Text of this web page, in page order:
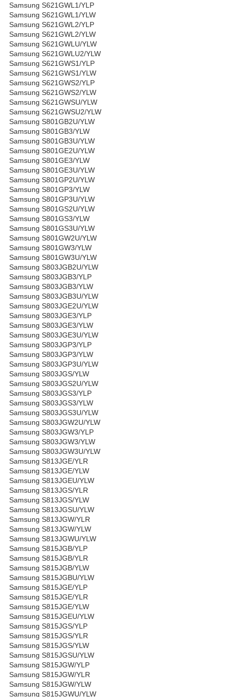
Samsung S621GWL1/YLP
Samsung S621GWL1/YLW
Samsung S621GWL2/YLP
Samsung S621GWL2/YLW
Samsung S621GWLU/YLW
Samsung S621GWLU2/YLW
Samsung S621GWS1/YLP
Samsung S621GWS1/YLW
Samsung S621GWS2/YLP
Samsung S621GWS2/YLW
Samsung S621GWSU/YLW
Samsung S621GWSU2/YLW
Samsung S801GB2U/YLW
Samsung S801GB3/YLW
Samsung S801GB3U/YLW
Samsung S801GE2U/YLW
Samsung S801GE3/YLW
Samsung S801GE3U/YLW
Samsung S801GP2U/YLW
Samsung S801GP3/YLW
Samsung S801GP3U/YLW
Samsung S801GS2U/YLW
Samsung S801GS3/YLW
Samsung S801GS3U/YLW
Samsung S801GW2U/YLW
Samsung S801GW3/YLW
Samsung S801GW3U/YLW
Samsung S803JGB2U/YLW
Samsung S803JGB3/YLP
Samsung S803JGB3/YLW
Samsung S803JGB3U/YLW
Samsung S803JGE2U/YLW
Samsung S803JGE3/YLP
Samsung S803JGE3/YLW
Samsung S803JGE3U/YLW
Samsung S803JGP3/YLP
Samsung S803JGP3/YLW
Samsung S803JGP3U/YLW
Samsung S803JGS/YLW
Samsung S803JGS2U/YLW
Samsung S803JGS3/YLP
Samsung S803JGS3/YLW
Samsung S803JGS3U/YLW
Samsung S803JGW2U/YLW
Samsung S803JGW3/YLP
Samsung S803JGW3/YLW
Samsung S803JGW3U/YLW
Samsung S813JGE/YLR
Samsung S813JGE/YLW
Samsung S813JGEU/YLW
Samsung S813JGS/YLR
Samsung S813JGS/YLW
Samsung S813JGSU/YLW
Samsung S813JGW/YLR
Samsung S813JGW/YLW
Samsung S813JGWU/YLW
Samsung S815JGB/YLP
Samsung S815JGB/YLR
Samsung S815JGB/YLW
Samsung S815JGBU/YLW
Samsung S815JGE/YLP
Samsung S815JGE/YLR
Samsung S815JGE/YLW
Samsung S815JGEU/YLW
Samsung S815JGS/YLP
Samsung S815JGS/YLR
Samsung S815JGS/YLW
Samsung S815JGSU/YLW
Samsung S815JGW/YLP
Samsung S815JGW/YLR
Samsung S815JGW/YLW
Samsung S815JGWU/YLW